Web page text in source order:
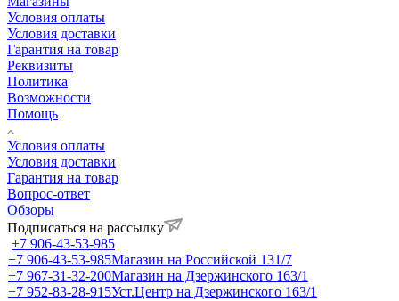
Условия оплаты
Условия доставки
Гарантия на товар
Реквизиты
Политика
Возможности
Помощь
Условия оплаты
Условия доставки
Гарантия на товар
Вопрос-ответ
Обзоры
Подписаться на рассылку
+7 906-43-53-985
+7 906-43-53-985Магазин на Российской 131/7
+7 967-31-32-200Магазин на Дзержинского 163/1
+7 952-83-28-915Уст.Центр на Дзержинского 163/1